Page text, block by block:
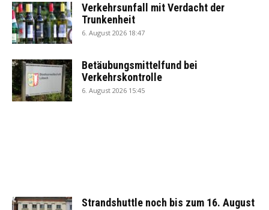
Verkehrsunfall mit Verdacht der
Trunkenheit
6. August 2026 18:47
Betäubungsmittelfund bei
Verkehrskontrolle
6. August 2026 15:45
Strandshuttle noch bis zum 16. August